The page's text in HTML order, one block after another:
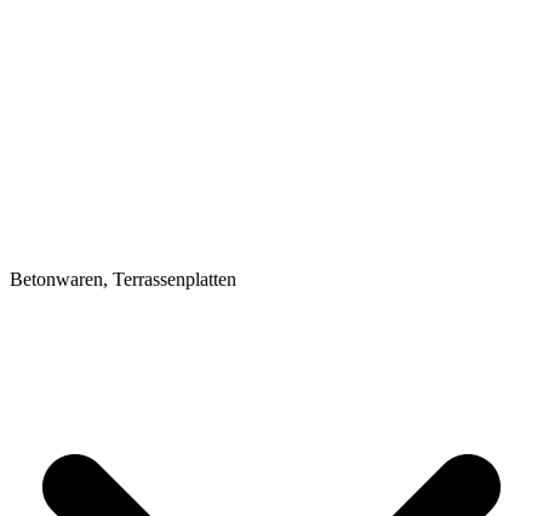
Betonwaren, Terrassenplatten